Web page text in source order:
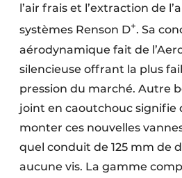
l’air frais et l’extraction de
systèmes Renson D+. Sa
aérodynamique fait de
silencieuse offrant la plus
pression du marché. Autre
joint en caoutchouc signifie
monter ces nouvelles
quel conduit de 125 mm de
aucune vis. La gamme